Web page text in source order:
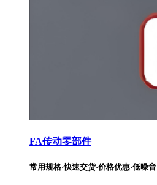
FA传动零部件
常用规格·快速交货·价格优惠·低噪音